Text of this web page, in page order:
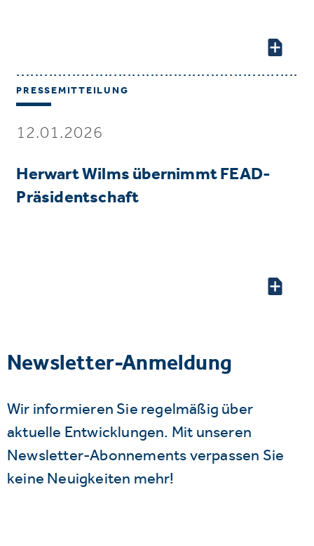
PRESSEMITTEILUNG
12.01.2026
Herwart Wilms übernimmt FEAD-
Präsidentschaft
Newsletter-Anmeldung
Wir informieren Sie regelmäßig über
aktuelle Entwicklungen. Mit unseren
Newsletter-Abonnements verpassen Sie
keine Neuigkeiten mehr!